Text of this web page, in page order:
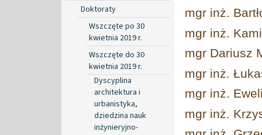
Doktoraty
Wszczęte po 30
kwietnia 2019 r.
Wszczęte do 30
kwietnia 2019 r.
Dyscyplina
architektura i
urbanistyka,
dziedzina nauk
inżynieryjno-
mgr inż.
mgr inż.
mgr Dariusz
mgr inż.
mgr inż.
mgr inż.